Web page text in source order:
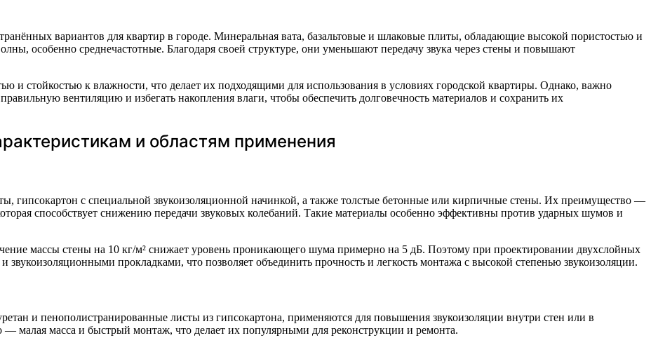
вариантов для квартир в городе. Минеральная вата, базальтовые и шлаковые плиты, обладающие высокой пористостью и
особенно среднечастотные. Благодаря своей структуре, они уменьшают передачу звука через стены и повышают
и стойкостью к влажности, что делает их подходящими для использования в условиях городской квартиры. Однако, важно
вентиляцию и избегать накопления влаги, чтобы обеспечить долговечность материалов и сохранить их
и областям применения
гипсокартон с специальной звукоизоляционной начинкой, а также толстые бетонные или кирпичные стены. Их преимущество —
способствует снижению передачи звуковых колебаний. Такие материалы особенно эффективны против ударных шумов и
массы стены на 10 кг/м² снижает уровень проникающего шума примерно на 5 дБ. Поэтому при проектировании двухслойных
прокладками, что позволяет объединить прочность и легкость монтажа с высокой степенью звукоизоляции.
и пенополистранированные листы из гипсокартона, применяются для повышения звукоизоляции внутри стен или в
малая масса и быстрый монтаж, что делает их популярными для реконструкции и ремонта.